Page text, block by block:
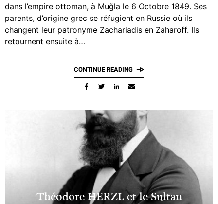
dans l’empire ottoman, à Muğla le 6 Octobre 1849. Ses
parents, d’origine grec se réfugient en Russie où ils
changent leur patronyme Zachariadis en Zaharoff. Ils
retournent ensuite à…
CONTINUE READING
Théodore HERZL et le Sultan